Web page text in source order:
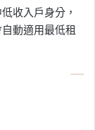
收入戶身分，
動適用最低租